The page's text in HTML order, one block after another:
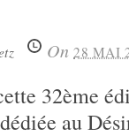
On 28 MAI
32ème
au